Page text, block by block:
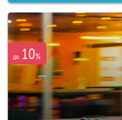
до 10%